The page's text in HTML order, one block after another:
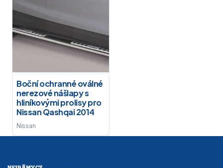
Boční ochranné oválné
nerezové nášlapy s
hliníkovými prolisy pro
Nissan Qashqai 2014
Nissan